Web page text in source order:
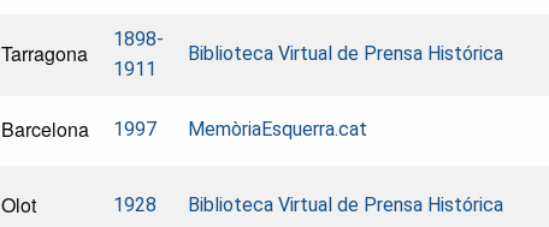
Tarragona
1898-
1911
Biblioteca Virtual de Prensa Histórica
Barcelona 1997 MemòriaEsquerra.cat
Olot 1928 Biblioteca Virtual de Prensa Histórica